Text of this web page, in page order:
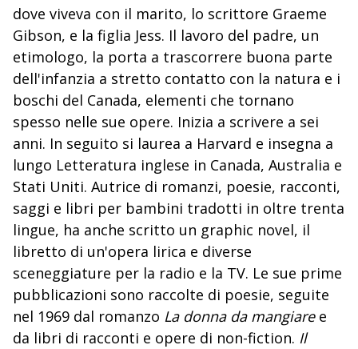
dove viveva con il marito, lo scrittore Graeme
Gibson, e la figlia Jess. Il lavoro del padre, un
etimologo, la porta a trascorrere buona parte
dell'infanzia a stretto contatto con la natura e i
boschi del Canada, elementi che tornano
spesso nelle sue opere. Inizia a scrivere a sei
anni. In seguito si laurea a Harvard e insegna a
lungo Letteratura inglese in Canada, Australia e
Stati Uniti. Autrice di romanzi, poesie, racconti,
saggi e libri per bambini tradotti in oltre trenta
lingue, ha anche scritto un graphic novel, il
libretto di un'opera lirica e diverse
sceneggiature per la radio e la TV. Le sue prime
pubblicazioni sono raccolte di poesie, seguite
nel 1969 dal romanzo La donna da mangiaree
da libri di racconti e opere di non-fiction. Il